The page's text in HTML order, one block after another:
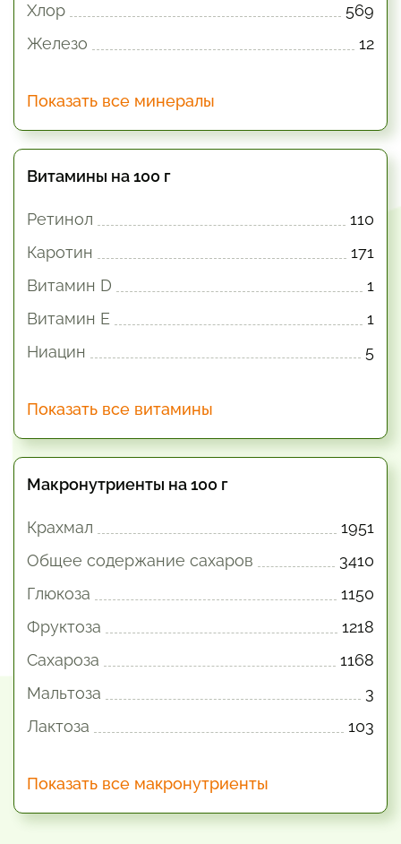
Хлор
569
Железо
12
Показать все минералы
Витамины на 100 г
Ретинол
110
Каротин
171
Витамин D
1
Витамин E
1
Ниацин
5
Показать все витамины
Макронутриенты на 100 г
Крахмал
1951
Общее содержание сахаров
3410
Глюкоза
1150
Фруктоза
1218
Сахароза
1168
Мальтоза
3
Лактоза
103
Показать все макронутриенты